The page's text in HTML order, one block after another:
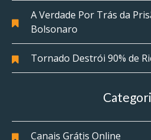
A Verdade Por Trás da
Bolsonaro
Tornado Destrói 90% de
Canais Grátis Online